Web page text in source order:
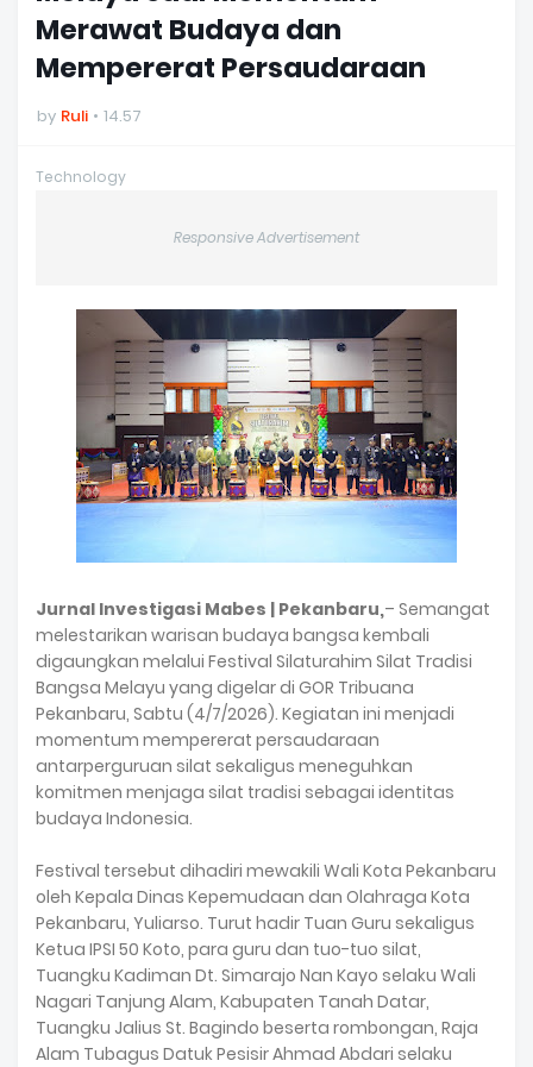
Merawat Budaya dan
Mempererat Persaudaraan
by Ruli 14.57
Technology
Responsive Advertisement
Jurnal Investigasi Mabes | Pekanbaru,– Semangat
melestarikan warisan budaya bangsa kembali
digaungkan melalui Festival Silaturahim Silat Tradisi
Bangsa Melayu yang digelar di GOR Tribuana
Pekanbaru, Sabtu (4/7/2026). Kegiatan ini menjadi
momentum mempererat persaudaraan
antarperguruan silat sekaligus meneguhkan
komitmen menjaga silat tradisi sebagai identitas
budaya Indonesia.
Festival tersebut dihadiri mewakili Wali Kota Pekanbaru
oleh Kepala Dinas Kepemudaan dan Olahraga Kota
Pekanbaru, Yuliarso. Turut hadir Tuan Guru sekaligus
Ketua IPSI 50 Koto, para guru dan tuo-tuo silat,
Tuangku Kadiman Dt. Simarajo Nan Kayo selaku Wali
Nagari Tanjung Alam, Kabupaten Tanah Datar,
Tuangku Jalius St. Bagindo beserta rombongan, Raja
Alam Tubagus Datuk Pesisir Ahmad Abdari selaku